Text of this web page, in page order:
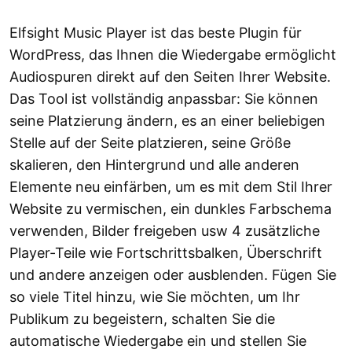
Elfsight Music Player ist das beste Plugin für
WordPress, das Ihnen die Wiedergabe ermöglicht
Audiospuren direkt auf den Seiten Ihrer Website.
Das Tool ist vollständig anpassbar: Sie können
seine Platzierung ändern, es an einer beliebigen
Stelle auf der Seite platzieren, seine Größe
skalieren, den Hintergrund und alle anderen
Elemente neu einfärben, um es mit dem Stil Ihrer
Website zu vermischen, ein dunkles Farbschema
verwenden, Bilder freigeben usw 4 zusätzliche
Player-Teile wie Fortschrittsbalken, Überschrift
und andere anzeigen oder ausblenden. Fügen Sie
so viele Titel hinzu, wie Sie möchten, um Ihr
Publikum zu begeistern, schalten Sie die
automatische Wiedergabe ein und stellen Sie